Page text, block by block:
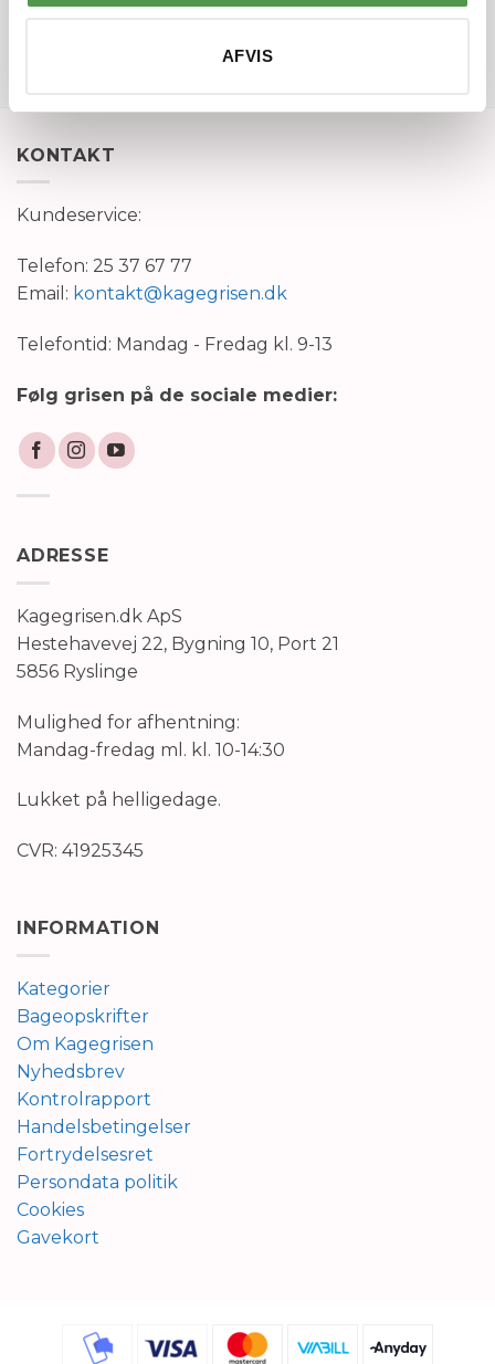
AFVIS
KONTAKT
Kundeservice:
Telefon: 25 37 67 77
Email: kontakt@kagegrisen.dk
Telefontid: Mandag - Fredag kl. 9-13
Følg grisen på de sociale medier:
ADRESSE
Kagegrisen.dk ApS
Hestehavevej 22, Bygning 10, Port 21
5856 Ryslinge
Mulighed for afhentning:
Mandag-fredag ml. kl. 10-14:30
Lukket på helligedage.
CVR: 41925345
INFORMATION
Kategorier
Bageopskrifter
Om Kagegrisen
Nyhedsbrev
Kontrolrapport
Handelsbetingelser
Fortrydelsesret
Persondata politik
Cookies
Gavekort